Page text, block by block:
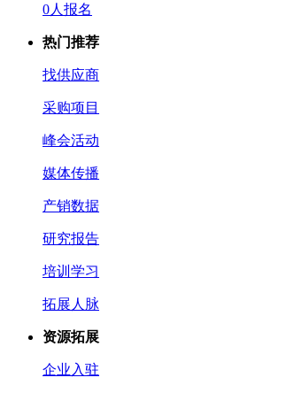
0人报名
热门推荐
找供应商
采购项目
峰会活动
媒体传播
产销数据
研究报告
培训学习
拓展人脉
资源拓展
企业入驻